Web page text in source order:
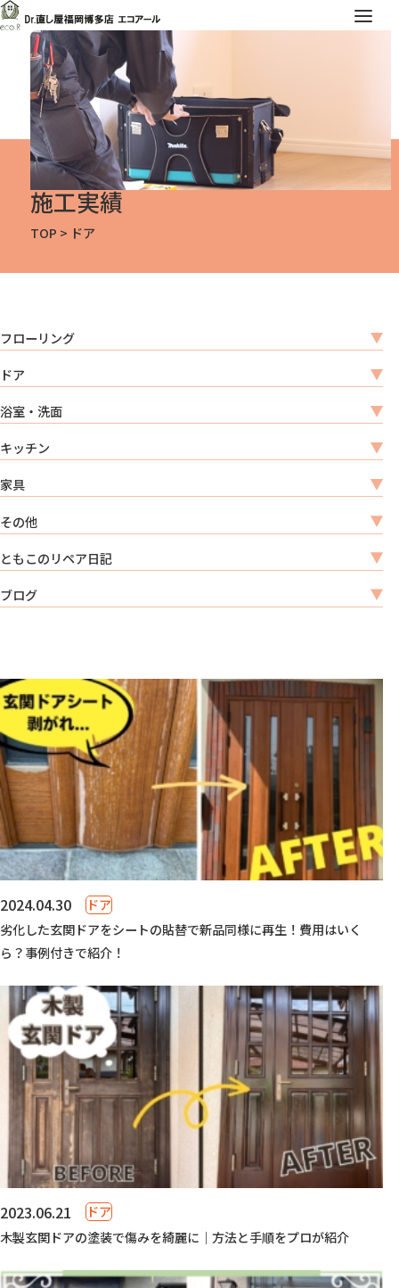
施工実績
TOP > ドア
フローリング
ドア
浴室・洗面
キッチン
家具
その他
ともこのリペア日記
ブログ
2024.04.30
ドア
劣化した玄関ドアをシートの貼替で新品同様に再生！費用はいく
ら？事例付きで紹介！
2023.06.21
ドア
木製玄関ドアの塗装で傷みを綺麗に｜方法と手順をプロが紹介